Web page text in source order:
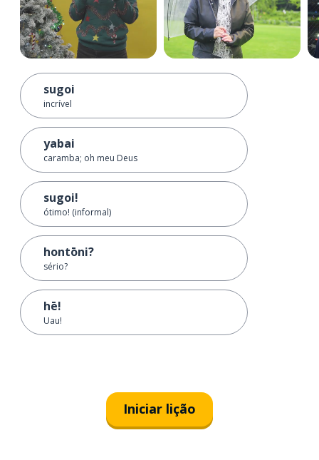
sugoi
incrível
yabai
caramba; oh meu Deus
sugoi!
ótimo! (informal)
hontōni?
sério?
hē!
Uau!
Iniciar lição